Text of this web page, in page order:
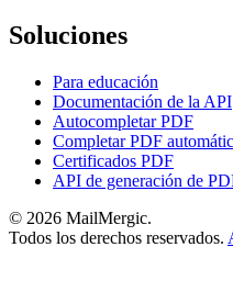
Soluciones
Para educación
Documentación de la API
Autocompletar PDF
Completar PDF
Certificados PDF
API de generación de
© 2026 MailMergic.
Todos los derechos reservados.